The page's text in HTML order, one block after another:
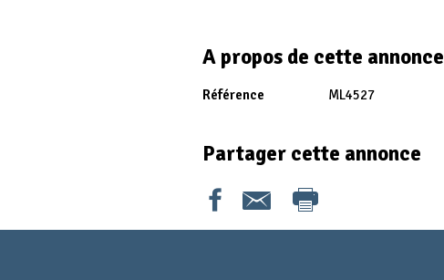
A propos de cette annonce
Référence ML4527
Partager cette annonce